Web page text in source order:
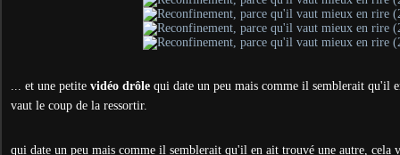
... et une petite vidéo drôle qui date un peu mais comme il semblerait qu'il
vaut le coup de la ressortir.
qui date un peu mais comme il semblerait qu'il en ait trouvé une autre, cela